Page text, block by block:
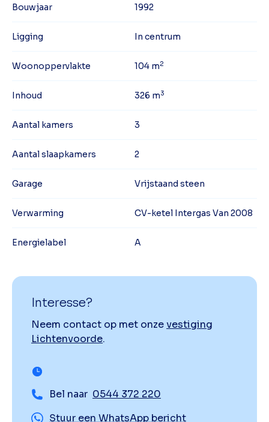
Bouwjaar 1992
Ligging In centrum
Woonoppervlakte 104 m2
Inhoud 326 m3
Aantal kamers 3
Aantal slaapkamers 2
Garage Vrijstaand steen
Verwarming CV-ketel Intergas Van 2008
Energielabel A
Interesse?
Neem contact op met onzevestiging
Lichtenvoorde.
Bel naar 0544 372 220
Stuur een WhatsApp bericht